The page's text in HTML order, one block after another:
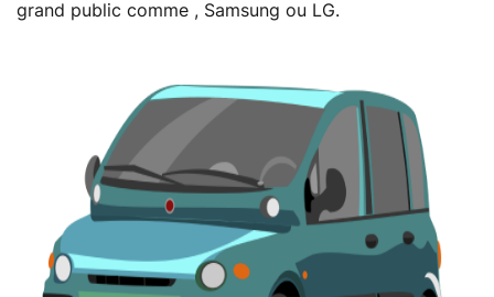
grand public comme , Samsung ou LG.